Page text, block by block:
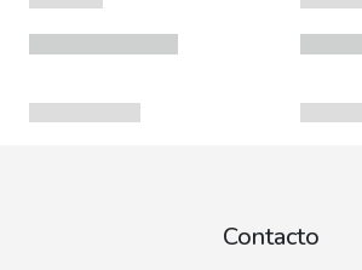
Contacto